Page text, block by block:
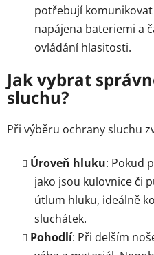
potřebují komunikovat
napájena bateriemi a
ovládání hlasitosti.
Jak vybrat
sluchu?
Při výběru ochrany sluchu
Úroveň hluku: Pokud
jako jsou kulovnice či
útlum hluku, ideálně
sluchátek.
Pohodlí: Při delším